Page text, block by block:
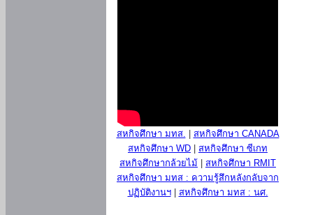
สหกิจศึกษา มทส.
สหกิจศึกษา CANADA
สหกิจศึกษา WD
สหกิจศึกษา ซีเกท
สหกิจศึกษากล้วยไม้
สหกิจศึกษา RMIT
สหกิจศึกษา มทส : ความรู้สึกหลังกลับจาก
ปฏิบัติงานฯ| สหกิจศึกษา มทส : นศ.